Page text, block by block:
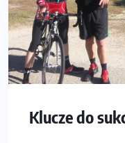
Klucze do